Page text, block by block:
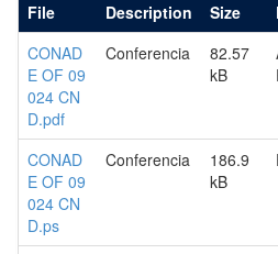
File Description Size
CONAD
E OF 09
024 CN
D.pdf
Conferencia
82.57
kB
CONAD
E OF 09
024 CN
D.ps
Conferencia
186.9
kB